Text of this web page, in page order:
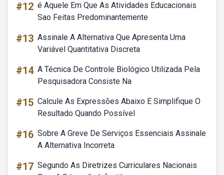
#12 é Aquele Em Que As Atividades Educacionais
Sao Feitas Predominantemente
#13 Assinale A Alternativa Que Apresenta Uma
Variável Quantitativa Discreta
#14 A Técnica De Controle Biológico Utilizada Pela
Pesquisadora Consiste Na
#15 Calcule As Expressões Abaixo E Simplifique O
Resultado Quando Possível
#16 Sobre A Greve De Serviços Essenciais Assinale
A Alternativa Incorreta
#17 Segundo As Diretrizes Curriculares Nacionais